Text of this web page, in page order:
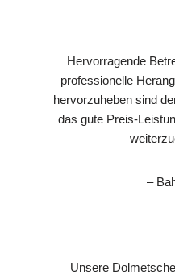
Hervorragende
professionelle
hervorzuheben sind
das gute Preis-
–
Unsere